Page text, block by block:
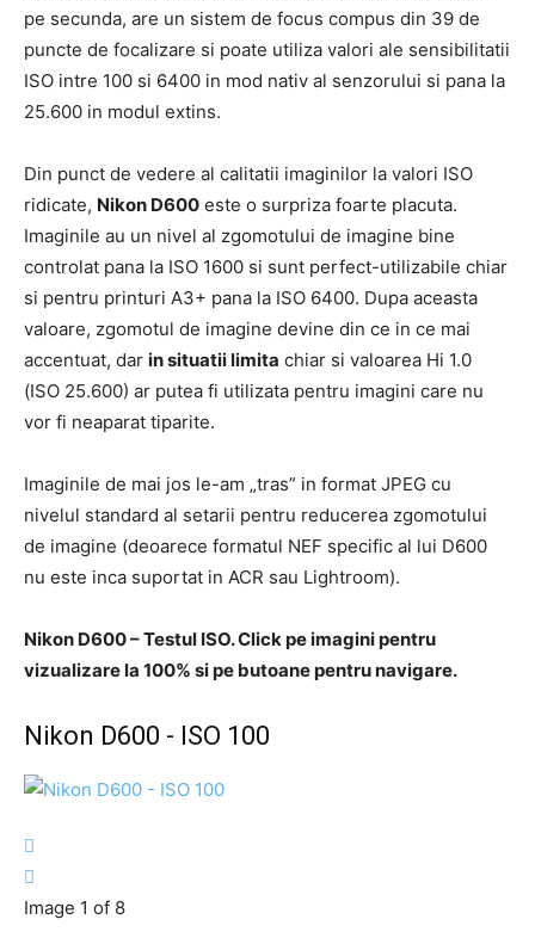
pe secunda, are un sistem de focus compus din 39 de
puncte de focalizare si poate utiliza valori ale sensibilitatii
ISO intre 100 si 6400 in mod nativ al senzorului si pana la
25.600 in modul extins.
Din punct de vedere al calitatii imaginilor la valori ISO
ridicate, Nikon D600 este o surpriza foarte placuta.
Imaginile au un nivel al zgomotului de imagine bine
controlat pana la ISO 1600 si sunt perfect-utilizabile chiar
si pentru printuri A3+ pana la ISO 6400. Dupa aceasta
valoare, zgomotul de imagine devine din ce in ce mai
accentuat, dar in situatii limita chiar si valoarea Hi 1.0
(ISO 25.600) ar putea fi utilizata pentru imagini care nu
vor fi neaparat tiparite.
Imaginile de mai jos le-am „tras” in format JPEG cu
nivelul standard al setarii pentru reducerea zgomotului
de imagine (deoarece formatul NEF specific al lui D600
nu este inca suportat in ACR sau Lightroom).
Nikon D600 – Testul ISO. Click pe imagini pentru
vizualizare la 100% si pe butoane pentru navigare.
Nikon D600 - ISO 100
Image 1 of 8